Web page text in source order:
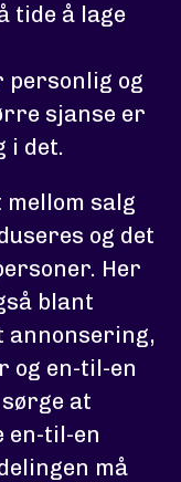
tide å lage
personlig og
sjanse er
i det.
salg
og det
Her
blant
annonsering,
og en-til-en
at
en-til-en
må